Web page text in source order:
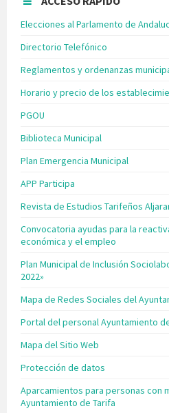
Elecciones al Parlamento de
Directorio Telefónico
Reglamentos y ordenanzas
Horario y precio de los
PGOU
Biblioteca Municipal
Plan Emergencia Municipal
APP Participa
Revista de Estudios Tarifeños
Convocatoria ayudas para la
económica y el empleo
Plan Municipal de Inclusión
2022»
Mapa de Redes Sociales del
Portal del personal Ayuntamiento
Mapa del Sitio Web
Protección de datos
Aparcamientos para personas con
Ayuntamiento de Tarifa